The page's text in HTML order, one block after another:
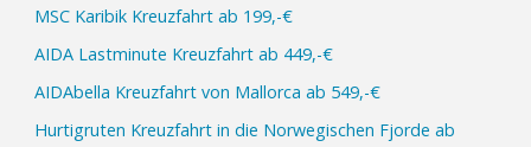
MSC Karibik Kreuzfahrt ab 199,-€
AIDA Lastminute Kreuzfahrt ab 449,-€
AIDAbella Kreuzfahrt von Mallorca ab 549,-€
Hurtigruten Kreuzfahrt in die Norwegischen Fjorde ab